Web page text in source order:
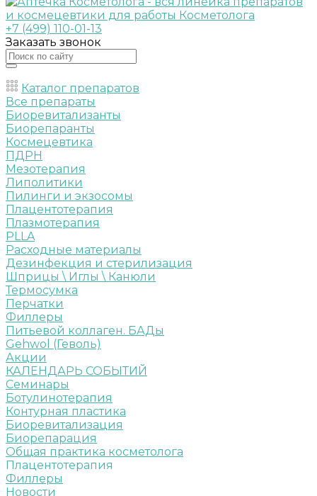
+7 (499) 110-01-13
Заказать звонок
Каталог препаратов
Все препараты
Биоревитализанты
Биорепаранты
Космецевтика
ПДРН
Мезотерапия
Липолитики
Пилинги и экзосомы
Плацентотерапия
Плазмотерапия
PLLA
Расходные материалы
Дезинфекция и стерилизация
Шприцы \ Иглы \ Канюли
Термосумка
Перчатки
Филлеры
Питьевой коллаген. БАДы
Gehwol (Геволь)
Акции
КАЛЕНДАРЬ СОБЫТИЙ
Семинары
Ботулинотерапия
Контурная пластика
Биоревитализация
Биорепарация
Общая практика косметолога
Плацентотерапия
Филлеры
Новости